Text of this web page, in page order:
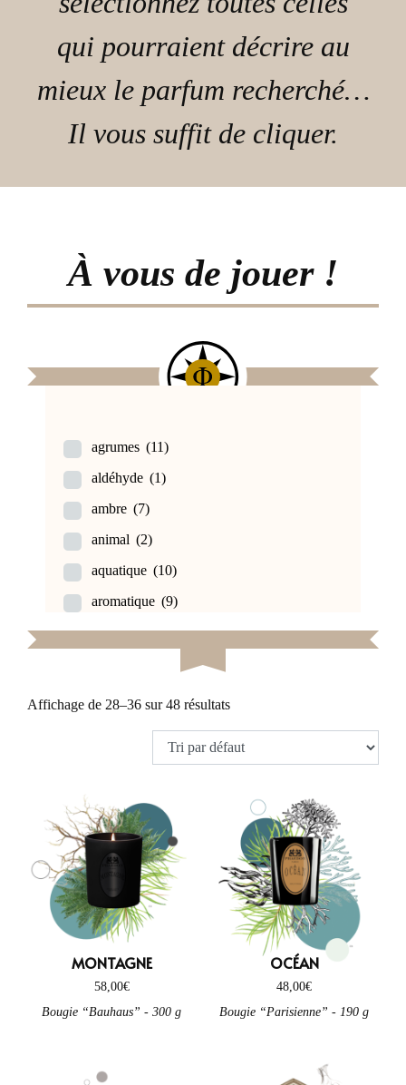
qui pourraient décrire au
mieux le parfum recherché…
Il vous suffit de cliquer.
À vous de jouer !
agrumes (11)
aldéhyde (1)
ambre (7)
animal (2)
aquatique (10)
aromatique (9)
bois de cèdre(6)
chocolat (5)
chypré
(3)
citronné(0)
corsé(9)
cuir
(7)
décontracté
Affichage de 28–36 sur 48 résultats
MONTAGNE
58,00€
Bougie “Bauhaus” - 300 g
OCÉAN
48,00€
Bougie “Parisienne” - 190 g